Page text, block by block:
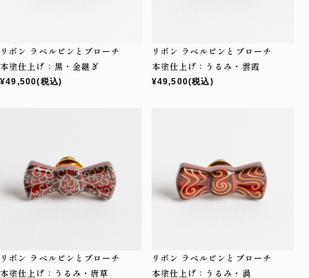
リボン ラペルピンとブローチ
本塗仕上げ：黒・金継ぎ
¥49,500(税込)
リボン ラペルピンとブローチ
本塗仕上げ：うるみ・雲霞
¥49,500(税込)
リボン ラペルピンとブローチ
本塗仕上げ：うるみ・唐草
リボン ラペルピンとブローチ
本塗仕上げ：うるみ・渦